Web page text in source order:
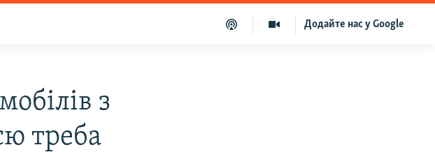
Додайте нас у Google
з
треба